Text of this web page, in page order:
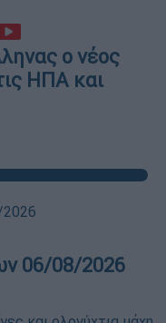
o νέος
ΗΠΑ και
06/08/2026